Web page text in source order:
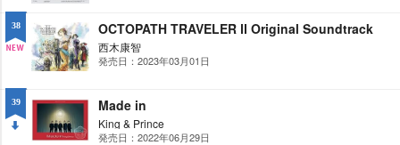
WN
38
W
OCTOPATH TRAVELER Ⅱ Original Soundtrack
西木康智
発売日：2023年03月01日
39 Made in
King & Prince
発売日：2022年06月29日